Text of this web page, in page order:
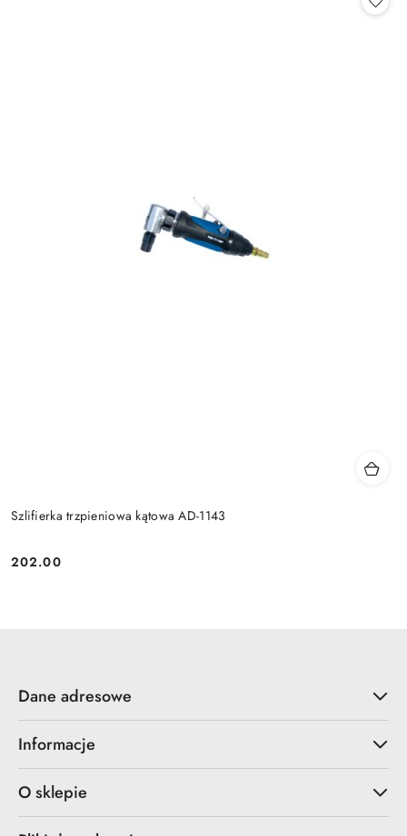
Szlifierka trzpieniowa kątowa AD-1143
Cena:
202.00
Dane adresowe
Informacje
O sklepie